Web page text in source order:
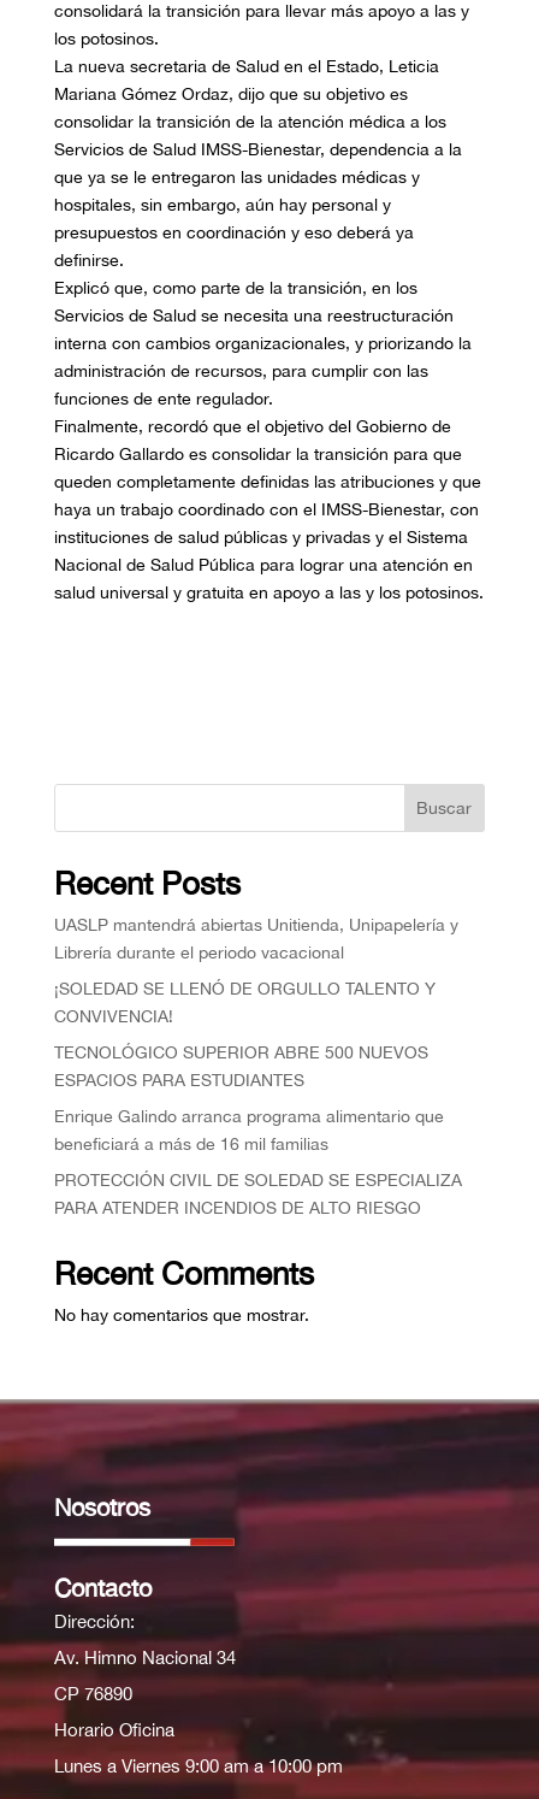
consolidará la transición para llevar más apoyo a las y
los potosinos.
La nueva secretaria de Salud en el Estado, Leticia
Mariana Gómez Ordaz, dijo que su objetivo es
consolidar la transición de la atención médica a los
Servicios de Salud IMSS-Bienestar, dependencia a la
que ya se le entregaron las unidades médicas y
hospitales, sin embargo, aún hay personal y
presupuestos en coordinación y eso deberá ya
definirse.
Explicó que, como parte de la transición, en los
Servicios de Salud se necesita una reestructuración
interna con cambios organizacionales, y priorizando la
administración de recursos, para cumplir con las
funciones de ente regulador.
Finalmente, recordó que el objetivo del Gobierno de
Ricardo Gallardo es consolidar la transición para que
queden completamente definidas las atribuciones y que
haya un trabajo coordinado con el IMSS-Bienestar, con
instituciones de salud públicas y privadas y el Sistema
Nacional de Salud Pública para lograr una atención en
salud universal y gratuita en apoyo a las y los potosinos.
Buscar
Recent Posts
UASLP mantendrá abiertas Unitienda, Unipapelería y
Librería durante el periodo vacacional
¡SOLEDAD SE LLENÓ DE ORGULLO TALENTO Y
CONVIVENCIA!
TECNOLÓGICO SUPERIOR ABRE 500 NUEVOS
ESPACIOS PARA ESTUDIANTES
Enrique Galindo arranca programa alimentario que
beneficiará a más de 16 mil familias
PROTECCIÓN CIVIL DE SOLEDAD SE ESPECIALIZA
PARA ATENDER INCENDIOS DE ALTO RIESGO
Recent Comments
No hay comentarios que mostrar.
Nosotros
Contacto
Dirección:
Av. Himno Nacional 34
CP 76890
Horario Oficina
Lunes a Viernes 9:00 am a 10:00 pm